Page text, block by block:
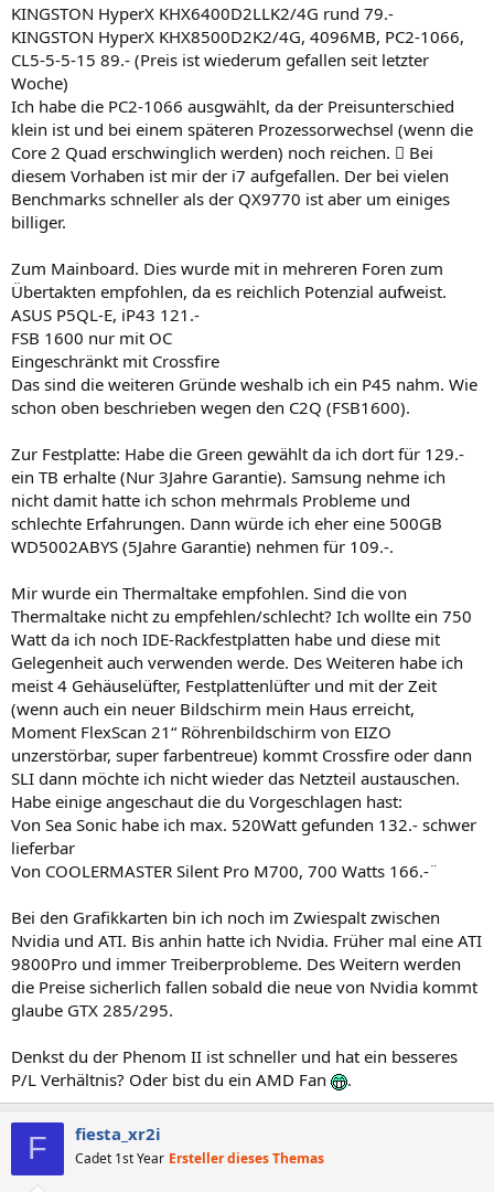
OC wirste bei dem Ding selbst bei nem günstigen P43 Board recht
gut hinkriegen. P45 geht nat auch, aber doch net so teuer...
Caviar Green ist nicht so ganz mein Ding. Wer bitte braucht eine
"grüne" Festplatte? Bei der CPU kann man Strom sparen, bei der
GPU... Aber doch bitte keine 2W bei der Festplatte und dafür dann
Geschwindikeit einbüßen....
Caviar Black -> Schnell und teuer
Samsung F1 -> Schnell, günstig, aber nicht grad sehr zuverlässig?
Das NT ist, sagen wirs mal so, nicht die erste Wahl.
Vll irgendein 400-500W Modell. Enermax, Seasonic, CoolerMaster
Beim Corei7 mind 500W, damit das NT nicht aus dem letzten Loch
pfeift, wenn du das Ding auch noch übertakten willst. Bei dem Ding
hat Intel wohl wieder an den
kann die Kochplatte auch rechnen
Würde möglicherweise eher ne HD4870 1GB nehmen. Die HD4850
1GB ist irgendwie so ne halbe Sache... Entweder günstig und ne
HD4850 512MB oder gleich Leistung UND Speicher
Wenn du bis Februar wartest, könntest du nen Phenom II nehmen.
Richtig kühl bleibt der wohl auch nicht beim OCen, aber an den
Nehalem kommt momentan wohl nurnoch der alte Phenom I 9950
ran...
KINGSTON HyperX KHX6400D2LLK2/4G rund 79.-
KINGSTON HyperX KHX8500D2K2/4G, 4096MB, PC2-1066,
CL5-5-5-15 89.- (Preis ist wiederum gefallen seit letzter
Woche)
Ich habe die PC2-1066 ausgwählt, da der Preisunterschied
klein ist und bei einem späteren Prozessorwechsel (wenn die
Core 2 Quad erschwinglich werden) noch reichen.  Bei
diesem Vorhaben ist mir der i7 aufgefallen. Der bei vielen
Benchmarks schneller als der QX9770 ist aber um einiges
billiger.
Zum Mainboard. Dies wurde mit in mehreren Foren zum
Übertakten empfohlen, da es reichlich Potenzial aufweist.
ASUS P5QL-E, iP43 121.-
FSB 1600 nur mit OC
Eingeschränkt mit Crossfire
Das sind die weiteren Gründe weshalb ich ein P45 nahm. Wie
schon oben beschrieben wegen den C2Q (FSB1600).
Zur Festplatte: Habe die Green gewählt da ich dort für 129.-
ein TB erhalte (Nur 3Jahre Garantie). Samsung nehme ich
nicht damit hatte ich schon mehrmals Probleme und
schlechte Erfahrungen. Dann würde ich eher eine 500GB
WD5002ABYS (5Jahre Garantie) nehmen für 109.-.
Mir wurde ein Thermaltake empfohlen. Sind die von
Thermaltake nicht zu empfehlen/schlecht? Ich wollte ein 750
Watt da ich noch IDE-Rackfestplatten habe und diese mit
Gelegenheit auch verwenden werde. Des Weiteren habe ich
meist 4 Gehäuselüfter, Festplattenlüfter und mit der Zeit
(wenn auch ein neuer Bildschirm mein Haus erreicht,
Moment FlexScan 21“ Röhrenbildschirm von EIZO
unzerstörbar, super farbentreue) kommt Crossfire oder dann
SLI dann möchte ich nicht wieder das Netzteil austauschen.
Habe einige angeschaut die du Vorgeschlagen hast:
Von Sea Sonic habe ich max. 520Watt gefunden 132.- schwer
lieferbar
Von COOLERMASTER Silent Pro M700, 700 Watts 166.-¨
Bei den Grafikkarten bin ich noch im Zwiespalt zwischen
Nvidia und ATI. Bis anhin hatte ich Nvidia. Früher mal eine ATI
9800Pro und immer Treiberprobleme. Des Weitern werden
die Preise sicherlich fallen sobald die neue von Nvidia kommt
glaube GTX 285/295.
Denkst du der Phenom II ist schneller und hat ein besseres
P/L Verhältnis? Oder bist du ein AMD Fan
.
F fiesta_xr2i
Cadet 1st Year Ersteller dieses Themas